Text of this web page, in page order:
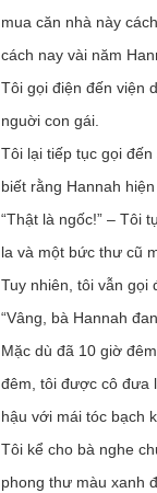
mua căn nhà này
cách nay vài năm
Tôi gọi điện đến viện
nguời con gái.
Tôi lại tiếp tục gọi
biết rằng Hannah
“Thật là ngốc!” – Tôi
la và một bức thư cũ
Tuy nhiên, tôi vẫn gọi
“Vâng, bà Hannah
Mặc dù đã 10 giờ
đêm, tôi được cô đưa
hậu với mái tóc bạch
Tôi kể cho bà nghe
phong thư màu xanh